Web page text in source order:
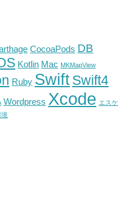
CocoaPods DB
Kotlin Mac MKMapView
Ruby SwiftSwift4
Wordpress Xcode エスケ